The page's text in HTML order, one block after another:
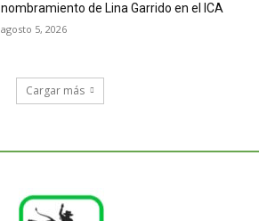
nombramiento de Lina Garrido en el ICA
agosto 5, 2026
Cargar más